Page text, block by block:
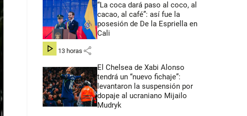
“La coca dará paso al coco, al
cacao, al café”: así fue la
posesión de De la Espriella en
Cali
hace 13 horas share
El Chelsea de Xabi Alonso
tendrá un “nuevo fichaje”:
levantaron la suspensión por
dopaje al ucraniano Mijailo
Mudryk